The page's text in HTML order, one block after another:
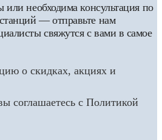
или необходима консультация по
— отправьте нам
свяжутся с вами в самое
о скидках, акциях и
соглашаетесь с Политикой